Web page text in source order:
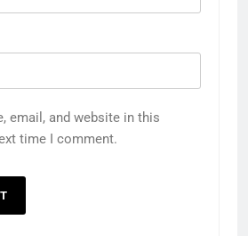
email, and website in this
time I comment.